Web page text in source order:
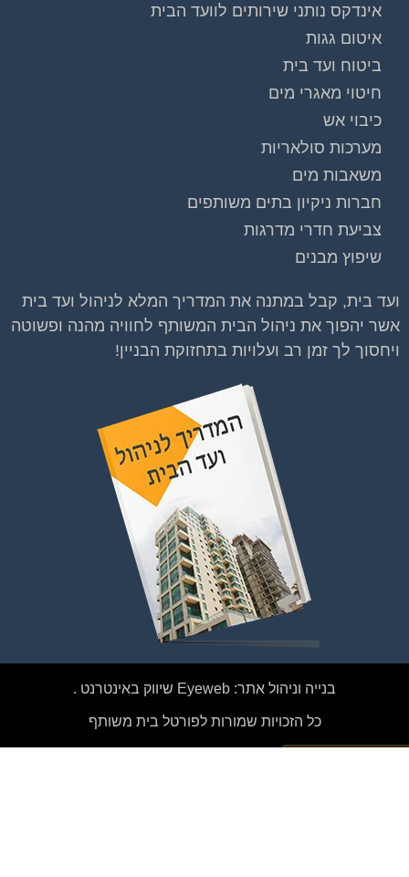
אינדקס נותני שירותים לוועד הבית
איטום גגות
ביטוח ועד בית
חיטוי מאגרי מים
כיבוי אש
מערכות סולאריות
משאבות מים
חברות ניקיון בתים משותפים
צביעת חדרי מדרגות
שיפוץ מבנים
ועד בית, קבל במתנה את המדריך המלא לניהול ועד בית
אשר יהפוך את ניהול הבית המשותף לחוויה מהנה ופשוטה
ויחסוך לך זמן רב ועלויות בתחזוקת הבניין!
בנייה וניהול אתר: Eyeweb שיווק באינטרנט .
כל הזכויות שמורות לפורטל בית משותף
הצטרפו עכשיו לקבוצת
הפייסבוק הגדולה
בישראל הנותנת מענה
לבעיות הדיור בבית
המשותף!!!
להצטרפות לחצו על התמונה או על הכפתור ושלחו בקשת
הצטרפות בדף הקבוצה
לחץ למעבר לקבוצה